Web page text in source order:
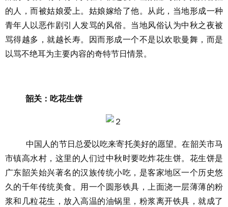
的人，而被姑娘爱上。姑娘嫁给了他。从此，当地形成一种
青年人以恶作剧引人发骂的风俗。当地风俗认为中秋之夜被
骂得越多，就越长寿。因而形成一个不是以欢歌曼舞，而是
以骂不绝耳为主要内容的奇特节日情景。
韶关：吃花生饼
中国人的节日总爱以吃来寄托美好的愿望。在韶关市马
市镇高水村，这里的人们过中秋时要吃炸花生饼。花生饼是
广东韶关始兴著名的汉族传统小吃，是客家地区一个历史悠
久的千年传统美食。用一个圆形铁具，上面浇一层薄薄的粉
浆和几粒花生，放入高温的油锅里，粉浆离开铁具，就成了